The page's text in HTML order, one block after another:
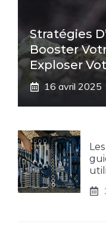
Stratégies
Booster
Exploser
16 avril 2025